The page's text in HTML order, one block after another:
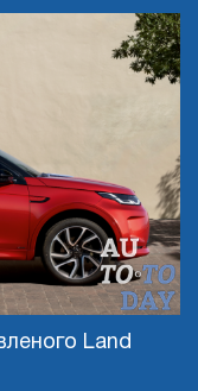
Land